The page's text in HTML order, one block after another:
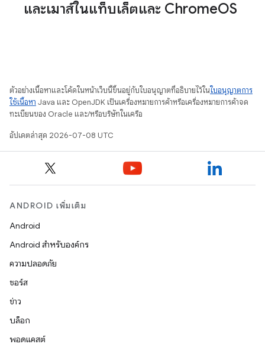
และเมาส์ในแท็บเล็ตและ ChromeOS
ตัวอย่างเนื้อหาและโค้ดในหน้าเว็บนี้ขึ้นอยู่กับใบอนุญาตที่อธิบายไว้ในใบอนุญาตการ
ใช้เนื้อหา Java และ OpenJDK เป็นเครื่องหมายการค้าหรือเครื่องหมายการค้าจด
ทะเบียนของ Oracle และ/หรือบริษัทในเครือ
อัปเดตล่าสุด 2026-07-08 UTC
ANDROID เพิ่มเติม
Android
Android สำหรับองค์กร
ความปลอดภัย
ซอร์ส
ข่าว
บล็อก
พอดแคสต์